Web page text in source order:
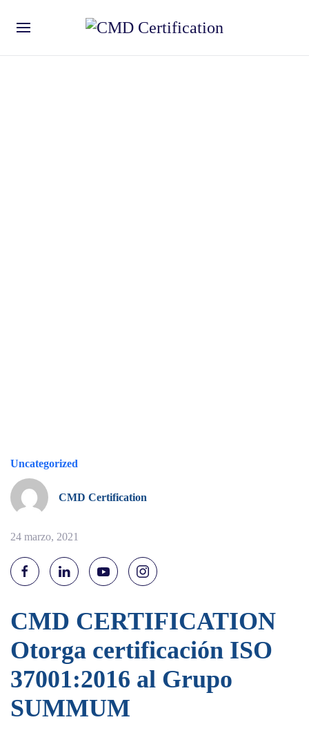
Uncategorized
CMD Certification
24 marzo, 2021
CMD CERTIFICATION
Otorga certificación ISO
37001:2016 al Grupo
SUMMUM